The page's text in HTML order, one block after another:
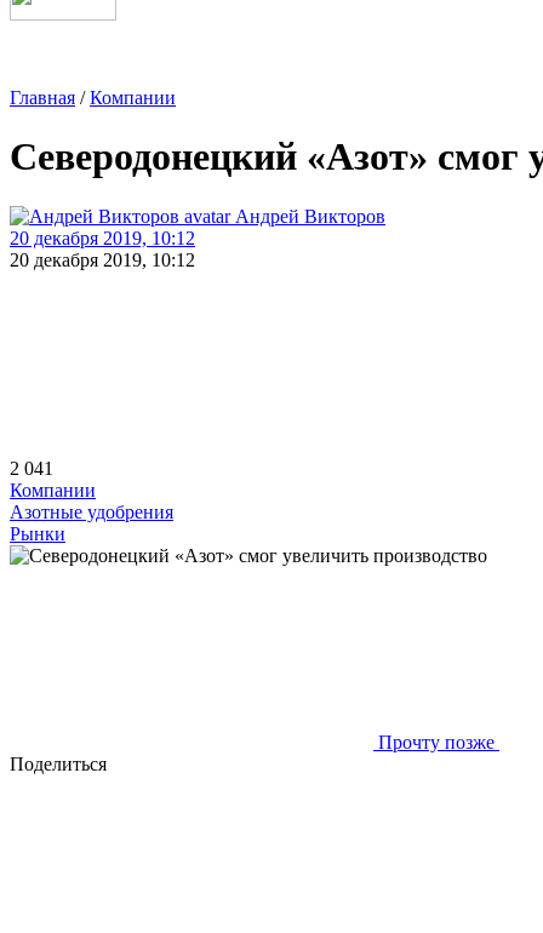
Главная /Компании
Северодонецкий «Азот» смог
Андрей Викторов
20 декабря 2019, 10:12
20 декабря 2019, 10:12
2 041
Компании
Азотные удобрения
Рынки
Прочту позже
Поделиться